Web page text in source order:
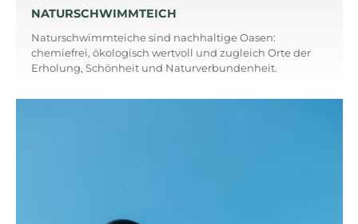
NATURSCHWIMMTEICH
Naturschwimmteiche sind nachhaltige Oasen:
chemiefrei, ökologisch wertvoll und zugleich Orte der
Erholung, Schönheit und Naturverbundenheit.